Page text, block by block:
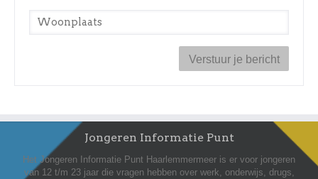
Woonplaats
Jongeren Informatie Punt
Het Jongeren Informatie Punt Haarlemmermeer is er voor jongeren
van 12 t/m 23 jaar die vragen hebben over werk, onderwijs, drugs,